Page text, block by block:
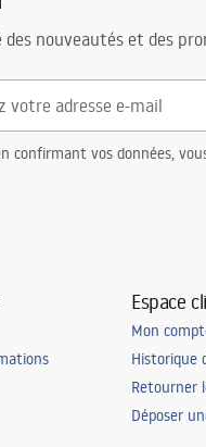
- 1500 lm
LED intégrée
LED intégrée
bureau, salle à manger, couloir/
salle de séjour,
nouveautés et des
confirmant vos données,
Espace
Mon
Historique
Retourner
Déposer